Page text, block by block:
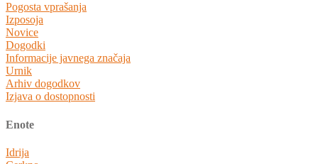
Pogosta vprašanja
Izposoja
Novice
Dogodki
Informacije javnega značaja
Urnik
Arhiv dogodkov
Izjava o dostopnosti
Enote
Idrija